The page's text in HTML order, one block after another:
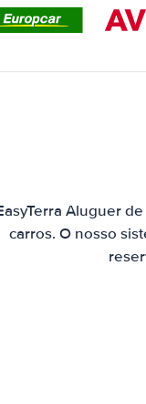
Aluguer
carros. O nosso